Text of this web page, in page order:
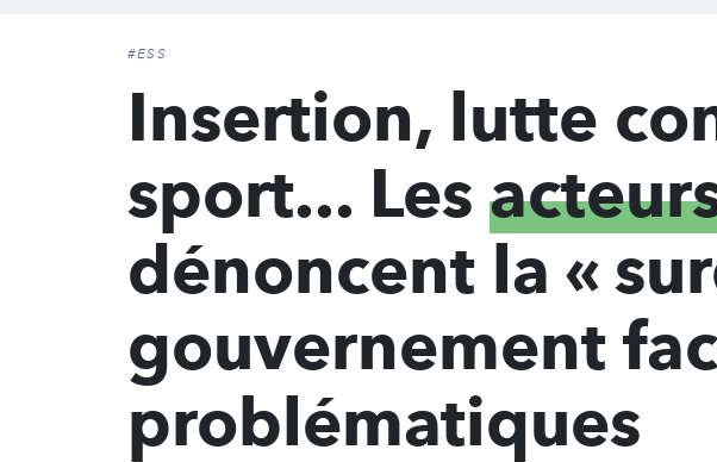
#ESS
Insertion, lutte
sport... Les
dénoncent la «
gouvernement
problématiques